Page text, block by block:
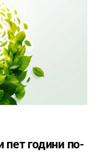
пет години по-